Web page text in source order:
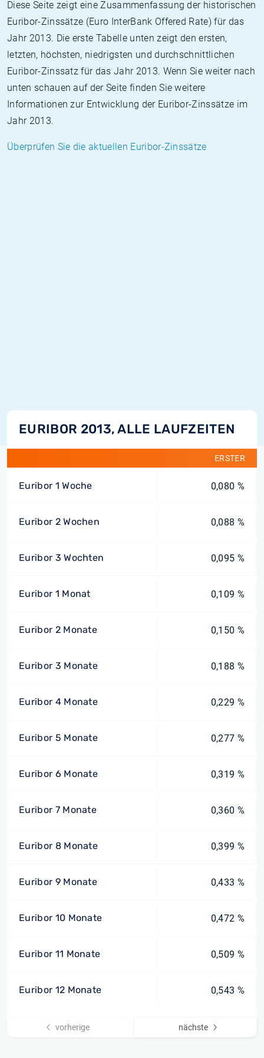
Diese Seite zeigt eine Zusammenfassung der historischen
Euribor-Zinssätze (Euro InterBank Offered Rate) für das
Jahr 2013. Die erste Tabelle unten zeigt den ersten,
letzten, höchsten, niedrigsten und durchschnittlichen
Euribor-Zinssatz für das Jahr 2013. Wenn Sie weiter nach
unten schauen auf der Seite finden Sie weitere
Informationen zur Entwicklung der Euribor-Zinssätze im
Jahr 2013.
Überprüfen Sie die aktuellen Euribor-Zinssätze
EURIBOR 2013, ALLE LAUFZEITEN
ERSTER
Euribor 1 Woche 0,080 %
Euribor 2 Wochen 0,088 %
Euribor 3 Wochten 0,095 %
Euribor 1 Monat 0,109 %
Euribor 2 Monate 0,150 %
Euribor 3 Monate 0,188 %
Euribor 4 Monate 0,229 %
Euribor 5 Monate 0,277 %
Euribor 6 Monate 0,319 %
Euribor 7 Monate 0,360 %
Euribor 8 Monate 0,399 %
Euribor 9 Monate 0,433 %
Euribor 10 Monate 0,472 %
Euribor 11 Monate 0,509 %
Euribor 12 Monate 0,543 %
vorherige nächste